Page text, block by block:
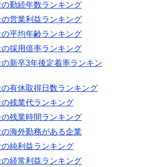
勤続年数ランキング
営業利益ランキング
平均年齢ランキング
採用倍率ランキング
新卒3年後定着率ランキン
有休取得日数ランキング
残業代ランキング
残業時間ランキング
海外勤務がある企業
純利益ランキング
経常利益ランキング